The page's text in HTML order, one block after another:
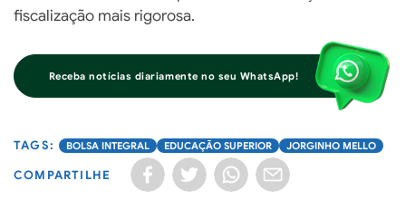
fiscalização mais rigorosa.
Receba notícias diariamente no seu WhatsApp!
BOLSA INTEGRAL EDUCAÇÃO SUPERIOR JORGINHO MELLO
COMPARTILHE